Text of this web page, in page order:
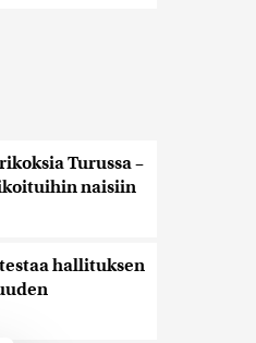
Turussa –
naisiin
hallituksen